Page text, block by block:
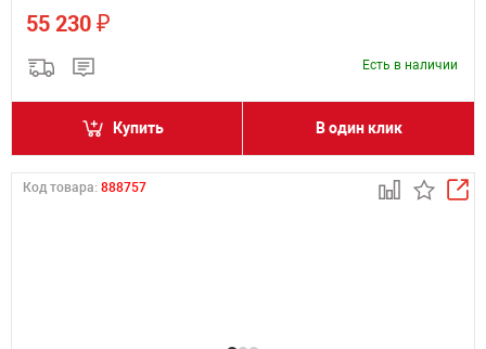
55 230 ₽
Есть в наличии
Купить В один клик
Код товара: 888757